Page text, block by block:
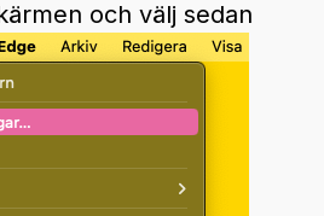
och välj sedan